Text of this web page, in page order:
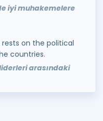
iyi muhakemelere
on the political
countries.
arasındaki